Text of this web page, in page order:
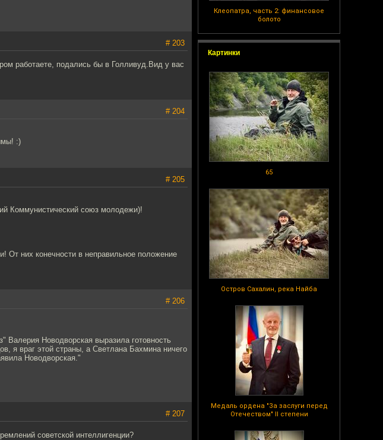
Клеопатра, часть 2: финансовое
болото
Картинки
65
Остров Сахалин, река Найба
Медаль ордена "За заслуги перед
Отечеством" II степени
# 203
работаете, подались бы в Голливуд.Вид у вас
# 204
:)
# 205
Коммунистический союз молодежи)!
них конечности в неправильное положение
# 206
Валерия Новодворская выразила готовность
я враг этой страны, а Светлана Бахмина ничего
Новодворская."
# 207
советской интеллигенции?